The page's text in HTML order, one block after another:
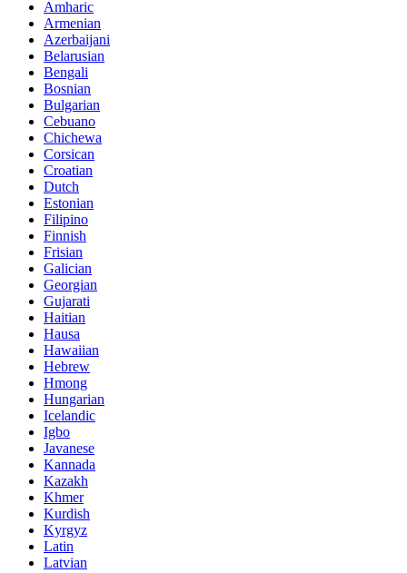
Amharic
Armenian
Azerbaijani
Belarusian
Bengali
Bosnian
Bulgarian
Cebuano
Chichewa
Corsican
Croatian
Dutch
Estonian
Filipino
Finnish
Frisian
Galician
Georgian
Gujarati
Haitian
Hausa
Hawaiian
Hebrew
Hmong
Hungarian
Icelandic
Igbo
Javanese
Kannada
Kazakh
Khmer
Kurdish
Kyrgyz
Latin
Latvian